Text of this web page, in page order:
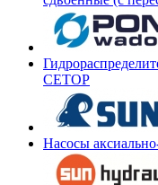
СЕТОР
Насосы